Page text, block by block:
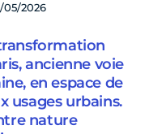
05/2026
ancienne voie
en espace de
usages urbains.
nature